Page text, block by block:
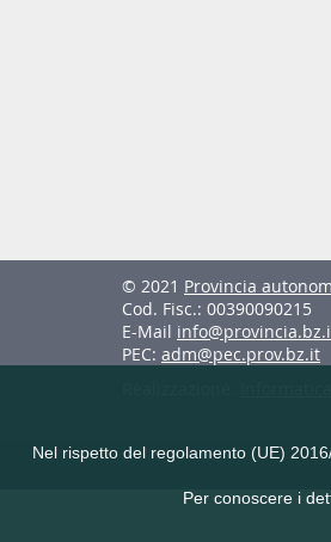
© 2021 Provincia
Cod. Fisc.: 00390090215
E-Mail
PEC: adm@pec.prov.bz.it
Nel rispetto del regolamento (UE)
Per conoscere i